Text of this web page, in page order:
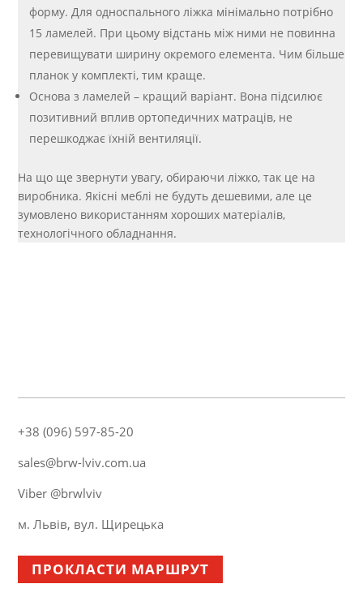
форму. Для односпального ліжка мінімально потрібно
15 ламелей. При цьому відстань між ними не повинна
перевищувати ширину окремого елемента. Чим більше
планок у комплекті, тим краще.
Основа з ламелей – кращий варіант. Вона підсилює
позитивний вплив ортопедичних матраців, не
перешкоджає їхній вентиляції.
На що ще звернути увагу, обираючи ліжко, так це на
виробника. Якісні меблі не будуть дешевими, але це
зумовлено використанням хороших матеріалів,
технологічного обладнання.
+38 (096) 597-85-20
sales@brw-lviv.com.ua
Viber @brwlviv
м. Львів, вул. Щирецька
ПРОКЛАСТИ МАРШРУТ